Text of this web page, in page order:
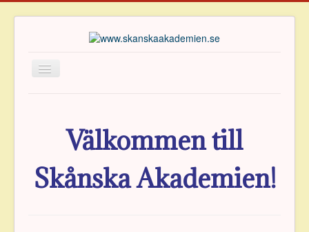
Om Akademien
Ledamöter
Verksamhet
Välkommen till
Skånska Akademien!